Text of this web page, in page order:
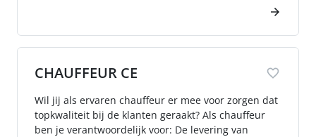
CHAUFFEUR CE
Wil jij als ervaren chauffeur er mee voor zorgen dat
topkwaliteit bij de klanten geraakt? Als chauffeur
ben je verantwoordelijk voor: De levering van